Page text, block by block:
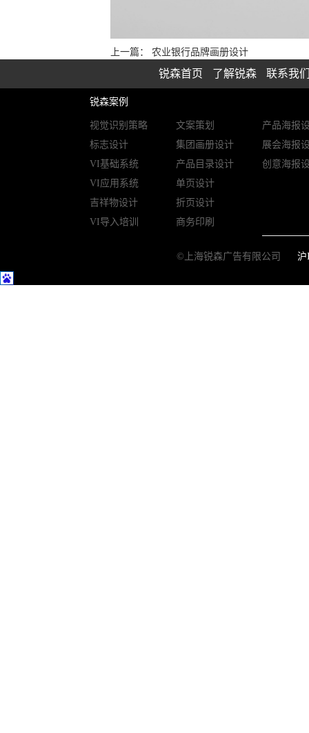
上一篇： 农业银行品牌画册设计
锐森首页 了解锐森 联系我
锐森案例
视觉识别策略
标志设计
VI基础系统
VI应用系统
吉祥物设计
VI导入培训
文案策划
集团画册设计
产品目录设计
单页设计
折页设计
商务印刷
产品海报
展会海报
创意海报
©上海锐森广告有限公司 沪